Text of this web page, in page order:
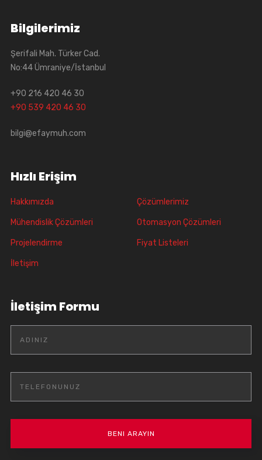
Bilgilerimiz
Şerifali Mah. Türker Cad.
No:44 Ümraniye/İstanbul
+90 216 420 46 30
+90 539 420 46 30
bilgi@efaymuh.com
Hızlı Erişim
Hakkımızda Çözümlerimiz
Mühendislik Çözümleri Otomasyon Çözümleri
Projelendirme Fiyat Listeleri
İletişim
İletişim Formu